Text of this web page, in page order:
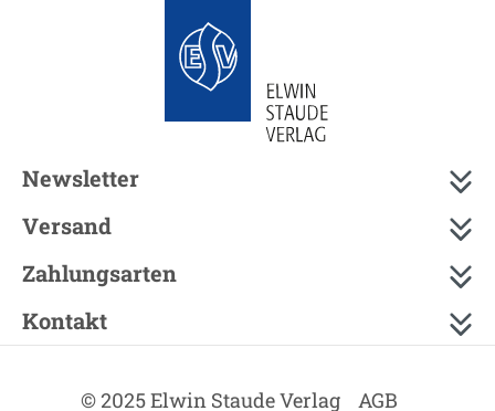
Newsletter
Versand
Zahlungsarten
Kontakt
© 2025 Elwin Staude Verlag AGB